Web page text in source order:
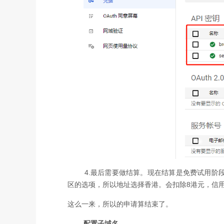
4.最后需要做结算。现在结算是免费试用阶段
区的选项，所以地址选择香港。会扣除8港元，信
这么一来，所以的申请算结束了。